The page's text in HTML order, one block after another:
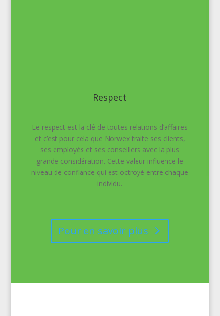
Respect
Le respect est la clé de toutes relations d’affaires
et c’est pour cela que Norwex traite ses clients,
ses employés et ses conseillers avec la plus
grande considération. Cette valeur influence le
niveau de confiance qui est octroyé entre chaque
individu.
Pour en savoir plus